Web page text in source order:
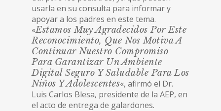
usarla en su consulta para informar y
apoyar a los padres en este tema.
«Estamos Muy Agradecidos Por Este
Reconocimiento, Que Nos Motiva A
Continuar Nuestro Compromiso
Para Garantizar Un Ambiente
Digital Seguro Y Saludable Para Los
Niños Y Adolescentes«, afirmó el Dr.
Luis Carlos Blesa, presidente de la AEP, en
el acto de entrega de galardones.